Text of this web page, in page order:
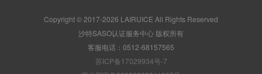
Copyright © 2017-2026 LAIRUICE All Rights Reserved
沙特SASO认证服务中心 版权所有
客服电话：0512-68157565
苏ICP备17029934号-7